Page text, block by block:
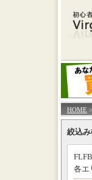
HOME >
絞込
各エ